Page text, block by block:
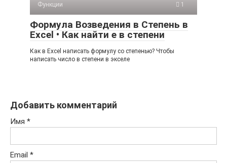
Функции 1
Формула Возведения в Степень в
Excel • Как найти е в степени
Как в Excel написать формулу со степенью? Чтобы
написать число в степени в экселе
Добавить комментарий
Имя *
Email *